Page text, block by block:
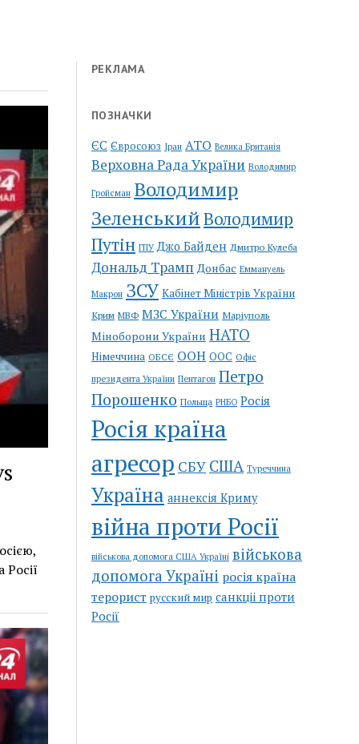
РЕКЛАМА
ПОЗНАЧКИ
ЄС Євросоюз Іран АТО Велика Британія
Верховна Рада України Володимир
Гройсман Володимир
ЗеленськийВолодимир
Путін ГПУ Джо Байден Дмитро Кулеба
Дональд Трамп Донбас Еммануель
Макрон ЗСУ Кабінет Міністрів України
Крим МВФ МЗС України Маріуполь
Міноборони України НАТО
Німеччина ОБСЄ ООН ООС Офіс
президента України Пентагон Петро
Порошенко Польща РНБО Росія
Росія країна
агресор СБУ США Туреччина
Україна аннексія Криму
війна проти Росії
військова допомога США Україні військова
допомога Україні росія країна
терорист русский мир санкціі проти
Росії